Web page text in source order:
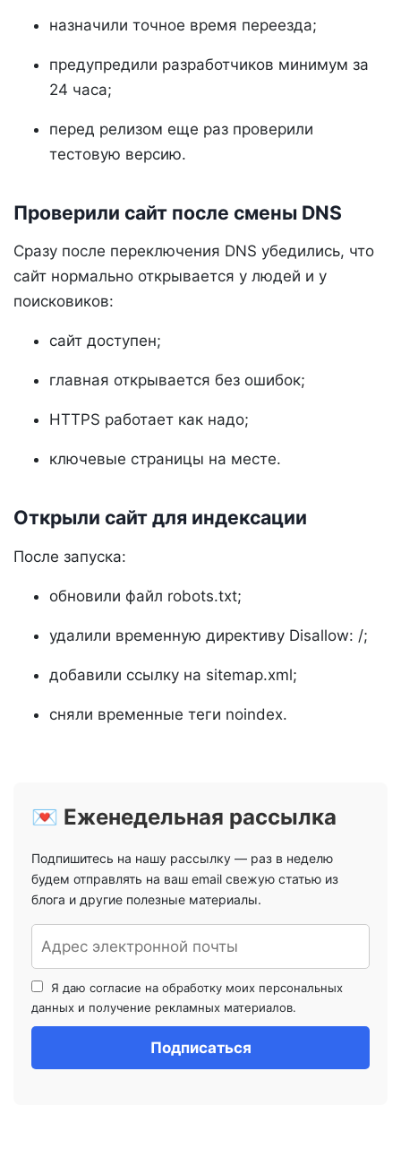
назначили точное время переезда;
предупредили разработчиков минимум за
24 часа;
перед релизом еще раз проверили
тестовую версию.
Проверили сайт после смены DNS
Сразу после переключения DNS убедились, что
сайт нормально открывается у людей и у
поисковиков:
сайт доступен;
главная открывается без ошибок;
HTTPS работает как надо;
ключевые страницы на месте.
Открыли сайт для индексации
После запуска:
обновили файл robots.txt;
удалили временную директиву Disallow: /;
добавили ссылку на sitemap.xml;
сняли временные теги noindex.
💌 Еженедельная рассылка
Подпишитесь на нашу рассылку — раз в неделю
будем отправлять на ваш email свежую статью из
блога и другие полезные материалы.
Я даю согласие на обработку моих персональных
данных и получение рекламных материалов.